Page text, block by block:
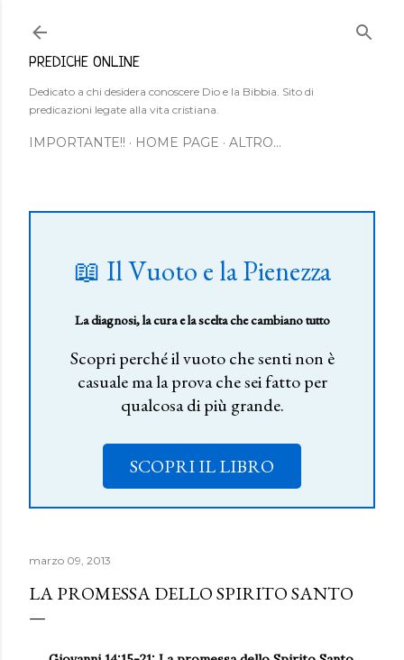
PREDICHE ONLINE
Dedicato a chi desidera conoscere Dio e la Bibbia. Sito di
predicazioni legate alla vita cristiana.
IMPORTANTE!! HOME PAGE ALTRO…
📖 Il Vuoto e la Pienezza
La diagnosi, la cura e la scelta che cambiano tutto
Scopri perché il vuoto che senti non è
casuale ma la prova che sei fatto per
qualcosa di più grande.
SCOPRI IL LIBRO
marzo 09, 2013
LA PROMESSA DELLO SPIRITO SANTO